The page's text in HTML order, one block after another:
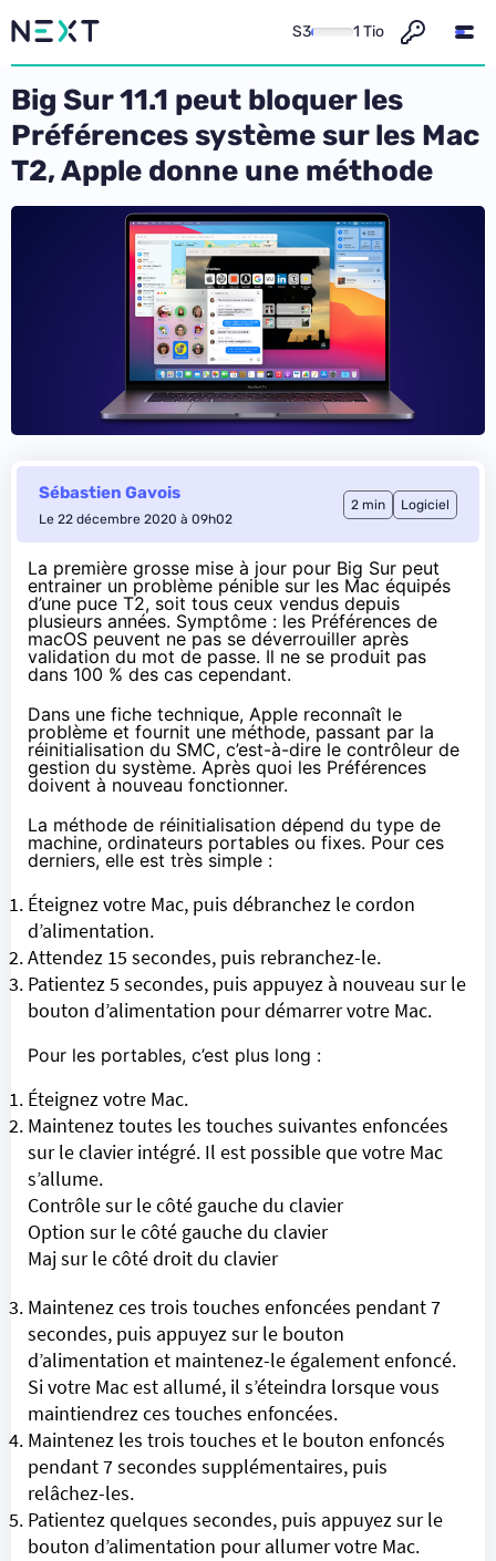
S3 1 Tio
Big Sur 11.1 peut bloquer les
Préférences système sur les Mac
T2, Apple donne une méthode
Sébastien Gavois
Le 22 décembre 2020 à 09h02
2 min Logiciel
La première grosse mise à jour pour Big Sur peut
entrainer un problème pénible sur les Mac équipés
d’une puce T2, soit tous ceux vendus depuis
plusieurs années. Symptôme : les Préférences de
macOS peuvent ne pas se déverrouiller après
validation du mot de passe. Il ne se produit pas
dans 100 % des cas cependant.
Dans une fiche technique, Apple reconnaît le
problème et fournit une méthode, passant par la
réinitialisation du SMC, c’est-à-dire le contrôleur de
gestion du système. Après quoi les Préférences
doivent à nouveau fonctionner.
La méthode de réinitialisation dépend du type de
machine, ordinateurs portables ou fixes. Pour ces
derniers, elle est très simple :
Éteignez votre Mac, puis débranchez le cordon
d’alimentation.
Attendez 15 secondes, puis rebranchez-le.
Patientez 5 secondes, puis appuyez à nouveau sur le
bouton d’alimentation pour démarrer votre Mac.
Pour les portables, c’est plus long :
Éteignez votre Mac.
Maintenez toutes les touches suivantes enfoncées
sur le clavier intégré. Il est possible que votre Mac
s’allume.
Contrôle sur le côté gauche du clavier
Option sur le côté gauche du clavier
Maj sur le côté droit du clavier
Maintenez ces trois touches enfoncées pendant 7
secondes, puis appuyez sur le bouton
d’alimentation et maintenez-le également enfoncé.
Si votre Mac est allumé, il s’éteindra lorsque vous
maintiendrez ces touches enfoncées.
Maintenez les trois touches et le bouton enfoncés
pendant 7 secondes supplémentaires, puis
relâchez-les.
Patientez quelques secondes, puis appuyez sur le
bouton d’alimentation pour allumer votre Mac.